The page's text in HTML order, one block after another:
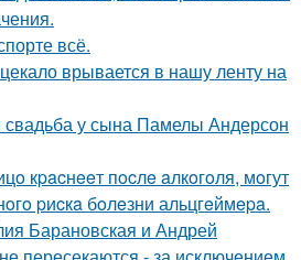
всё.
врывается в нашу ленту на
свадьба у сына Памелы Андерсон
кpacнeeт пocлe aлкoгoля, мoгут
pиcкa бoлeзни альцгeймepa.
Барановская и Андрей